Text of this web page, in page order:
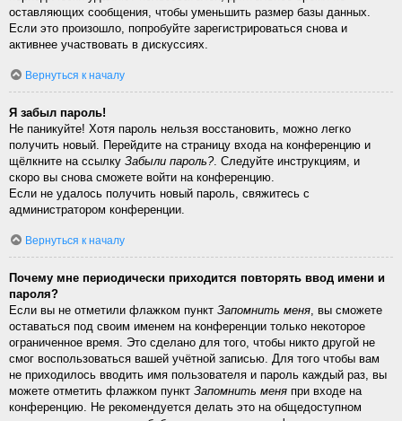
оставляющих сообщения, чтобы уменьшить размер базы данных.
Если это произошло, попробуйте зарегистрироваться снова и
активнее участвовать в дискуссиях.
Вернуться к началу
Я забыл пароль!
Не паникуйте! Хотя пароль нельзя восстановить, можно легко
получить новый. Перейдите на страницу входа на конференцию и
щёлкните на ссылку Забыли пароль?. Следуйте инструкциям, и
скоро вы снова сможете войти на конференцию.
Если не удалось получить новый пароль, свяжитесь с
администратором конференции.
Вернуться к началу
Почему мне периодически приходится повторять ввод имени и
пароля?
Если вы не отметили флажком пункт Запомнить меня , вы сможете
оставаться под своим именем на конференции только некоторое
ограниченное время. Это сделано для того, чтобы никто другой не
смог воспользоваться вашей учётной записью. Для того чтобы вам
не приходилось вводить имя пользователя и пароль каждый раз, вы
можете отметить флажком пункт Запомнить меня при входе на
конференцию. Не рекомендуется делать это на общедоступном